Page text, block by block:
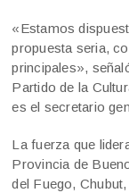
«Estamos
propuesta seria,
principales»,
Partido de la
es el secretario
La fuerza que
Provincia de
del Fuego,